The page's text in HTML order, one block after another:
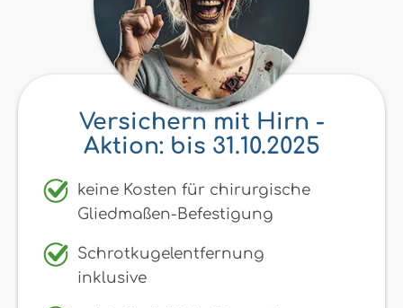
Versichern mit Hirn -
Aktion: bis 31.10.2025
keine Kosten für chirurgische
Gliedmaßen-Befestigung
Schrotkugelentfernung
inklusive